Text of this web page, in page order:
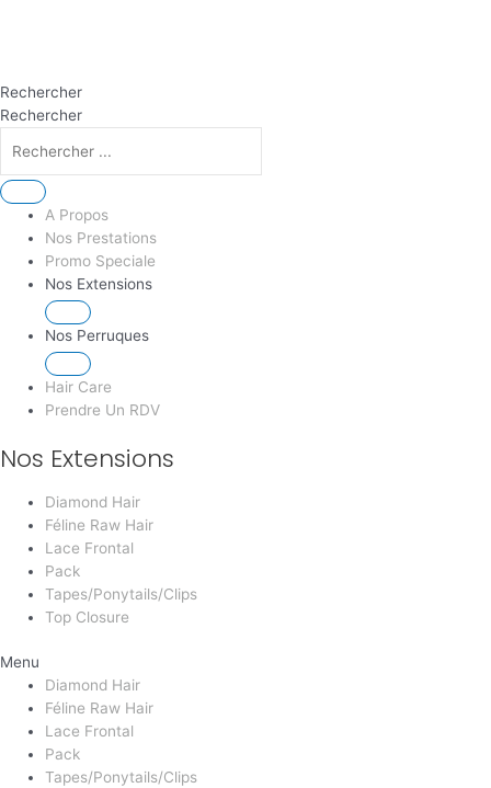
Rechercher
Rechercher
A Propos
Nos Prestations
Promo Speciale
Nos Extensions
Nos Perruques
Hair Care
Prendre Un RDV
Nos Extensions
Diamond Hair
Féline Raw Hair
Lace Frontal
Pack
Tapes/Ponytails/Clips
Top Closure
Menu
Diamond Hair
Féline Raw Hair
Lace Frontal
Pack
Tapes/Ponytails/Clips